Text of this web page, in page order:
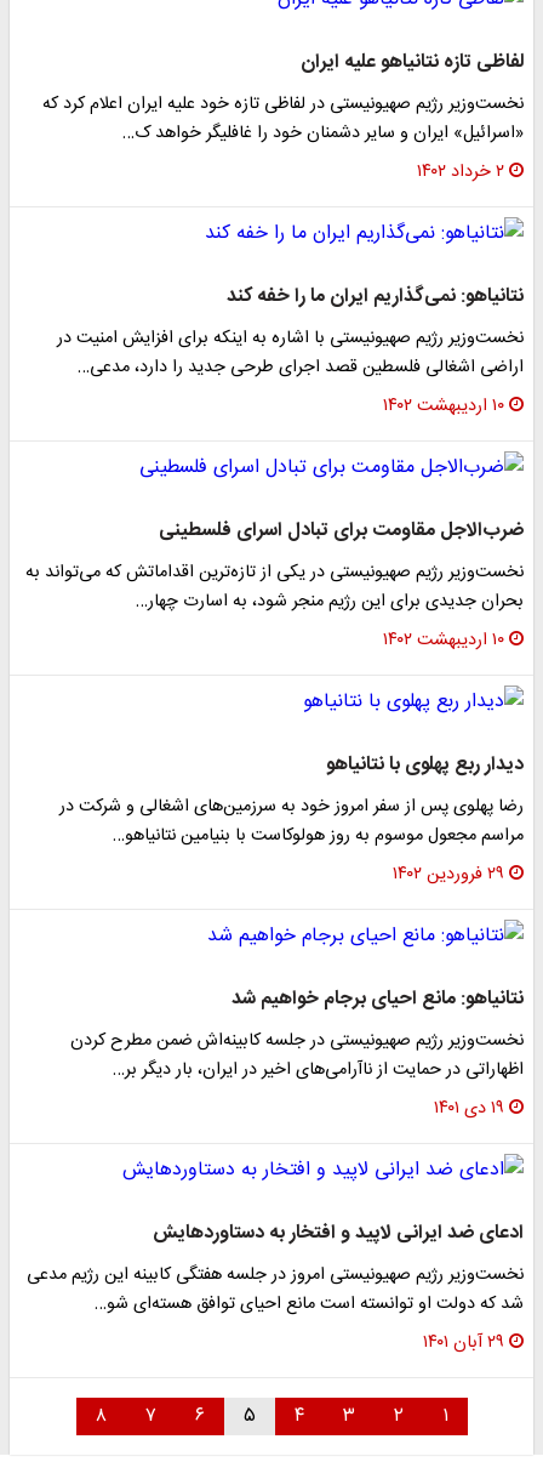
لفاظی تازه نتانیاهو علیه ایران
نخست‌وزیر رژیم صهیونیستی در لفاظی تازه خود علیه ایران اعلام کرد که
«اسرائیل» ایران و سایر دشمنان خود را غافلیگر خواهد ک…
۲ خرداد ۱۴۰۲
نتانیاهو: نمی‌گذاریم ایران ما را خفه کند
نخست‌وزیر رژیم صهیونیستی با اشاره به اینکه برای افزایش امنیت در
اراضی اشغالی فلسطین قصد اجرای طرحی جدید را دارد، مدعی…
۱۰ اردیبهشت ۱۴۰۲
ضرب‌الاجل مقاومت برای تبادل اسرای فلسطینی
نخست‌وزیر رژیم صهیونیستی در یکی از تازه‌ترین اقداماتش که می‌تواند به
بحران جدیدی برای این رژیم منجر شود، به اسارت چهار…
۱۰ اردیبهشت ۱۴۰۲
دیدار ربع پهلوی با نتانیاهو
رضا پهلوی پس از سفر امروز خود به سرزمین‌های اشغالی و شرکت در
مراسم مجعول موسوم به روز هولوکاست با بنیامین نتانیاهو…
۲۹ فروردین ۱۴۰۲
نتانیاهو: مانع احیای برجام خواهیم شد
نخست‌وزیر رژیم صهیونیستی در جلسه کابینه‌اش ضمن مطرح کردن
اظهاراتی در حمایت از ناآرامی‌های اخیر در ایران، بار دیگر بر…
۱۹ دی ۱۴۰۱
ادعای ضد ایرانی لاپید و افتخار به دستاوردهایش
نخست‌وزیر رژیم صهیونیستی امروز در جلسه هفتگی کابینه این رژیم مدعی
شد که دولت او توانسته است مانع احیای توافق هسته‌ای شو…
۲۹ آبان ۱۴۰۱
۱ ۲ ۳ ۴ ۵ ۶ ۷ ۸